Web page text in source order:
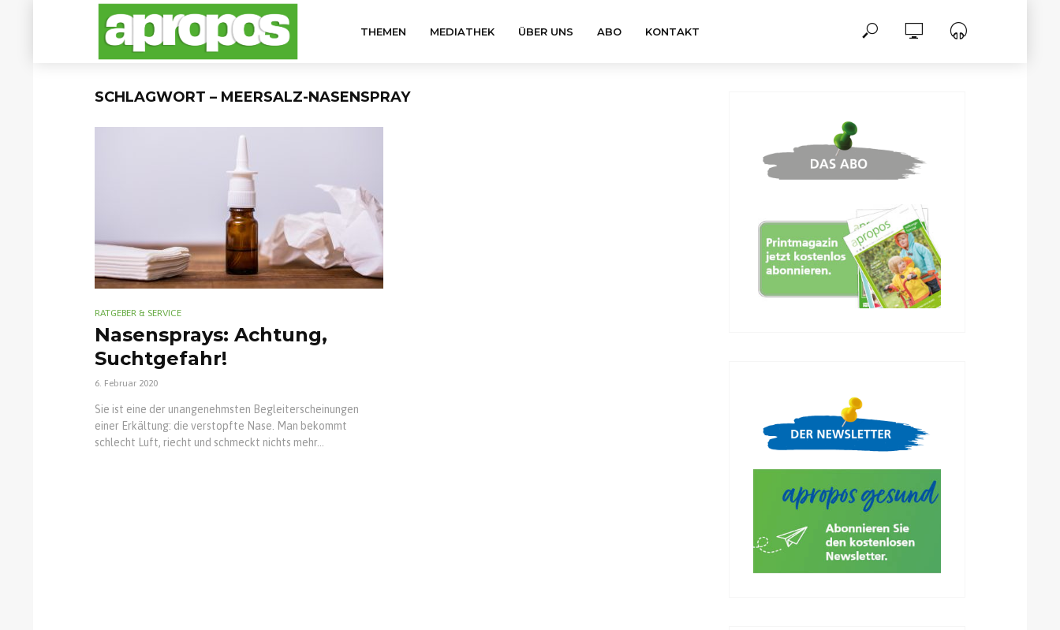
THEMEN MEDIATHEK ÜBER UNS ABO KONTAKT
SCHLAGWORT – MEERSALZ-NASENSPRAY
RATGEBER & SERVICE
Nasensprays: Achtung,
Suchtgefahr!
6. Februar 2020
Sie ist eine der unangenehmsten Begleiterscheinungen
einer Erkältung: die verstopfte Nase. Man bekommt
schlecht Luft, riecht und schmeckt nichts mehr...